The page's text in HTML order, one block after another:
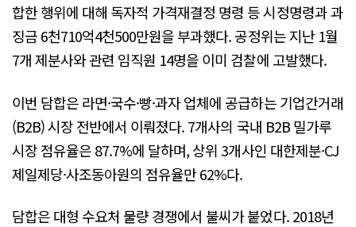
합한 행위에 대해 독자적 가격재결정 명령 등 시정명령과 과
징금 6천710억4천500만원을 부과했다. 공정위는 지난 1월
7개 제분사와 관련 임직원 14명을 이미 검찰에 고발했다.
이번 담합은 라면·국수·빵·과자 업체에 공급하는 기업간거래
(B2B) 시장 전반에서 이뤄졌다. 7개사의 국내 B2B 밀가루
시장 점유율은 87.7%에 달하며, 상위 3개사인 대한제분·CJ
제일제당·사조동아원의 점유율만 62%다.
담합은 대형 수요처 물량 경쟁에서 불씨가 붙었다. 2018년